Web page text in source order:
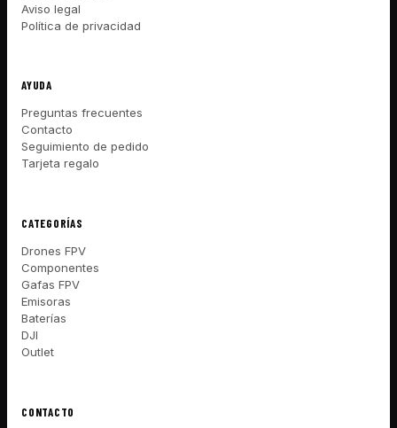
Aviso legal
Política de privacidad
AYUDA
Preguntas frecuentes
Contacto
Seguimiento de pedido
Tarjeta regalo
CATEGORÍAS
Drones FPV
Componentes
Gafas FPV
Emisoras
Baterías
DJI
Outlet
CONTACTO